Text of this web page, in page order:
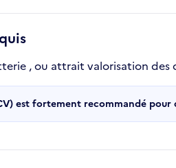
, ou attrait valorisation des
est fortement recommandé